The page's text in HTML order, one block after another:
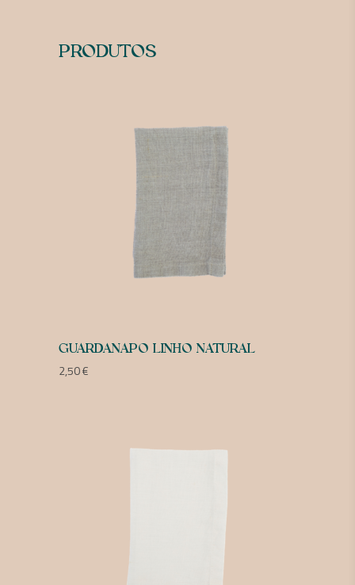
PRODUTOS
GUARDANAPO LINHO NATURAL
2,50€